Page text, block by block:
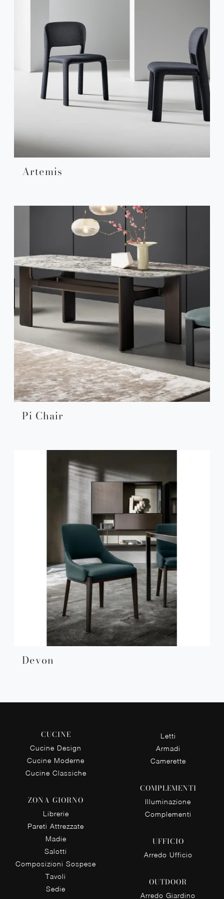
Artemis
Pi Chair
Devon
CUCINE
Cucine Design
Cucine Moderne
Cucine Classiche
ZONA GIORNO
Librerie
Pareti Attrezzate
Madie
Salotti
Composizioni Sospese
Tavoli
Sedie
Letti
Armadi
Camerette
COMPLEMENTI
Illuminazione
Complementi
UFFICIO
Arredo Ufficio
OUTDOOR
Arredo Giardino